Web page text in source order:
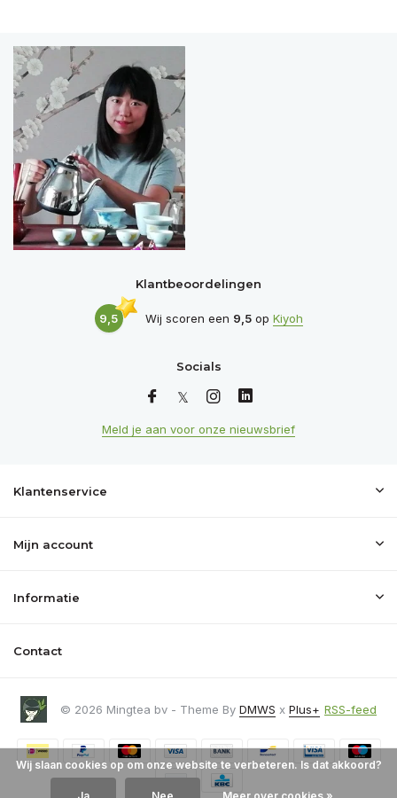
Klantbeoordelingen
9,5 Wij scoren een 9,5op Kiyoh
Socials
Meld je aan voor onze nieuwsbrief
Klantenservice
Mijn account
Informatie
Contact
© 2026 Mingtea bv - Theme By DMWS x Plus+ RSS-feed
Wij slaan cookies op om onze website te verbeteren. Is dat akkoord?